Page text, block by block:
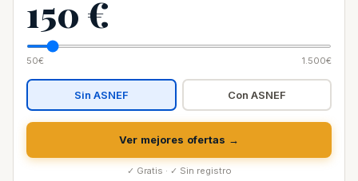
150 €
50€ 1.500€
Sin ASNEF Con ASNEF
Ver mejores ofertas →
✓ Gratis · ✓ Sin registro